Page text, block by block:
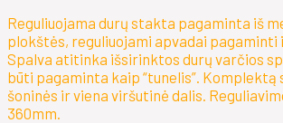
Reguliuojama durų stakta pagaminta iš
plokštės, reguliuojami apvadai pagaminti
Spalva atitinka išsirinktos durų varčios
būti pagaminta kaip “tunelis”. Komplektą
šoninės ir viena viršutinė dalis.
360mm.